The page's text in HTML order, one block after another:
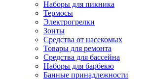
Наборы для пикника
Термосы
Электрогрелки
Зонты
Средства от насекомых
Товары для ремонта
Средства для бассейна
Наборы для барбекю
Банные принадлежности